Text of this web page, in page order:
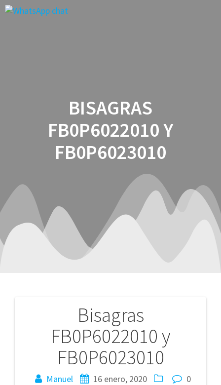
BISAGRAS
FB0P6022010 Y
FB0P6023010
Bisagras
FB0P6022010 y
FB0P6023010
Manuel 16 enero, 2020 0
Navegación
entradas